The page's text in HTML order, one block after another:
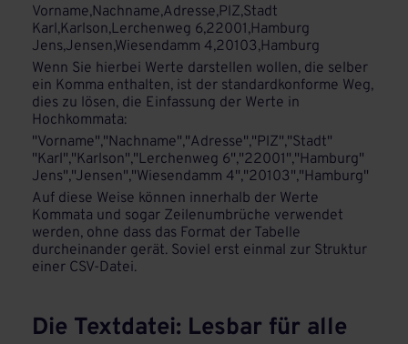
Vorname,Nachname,Adresse,PlZ,Stadt
Karl,Karlson,Lerchenweg 6,22001,Hamburg
Jens,Jensen,Wiesendamm 4,20103,Hamburg
Wenn Sie hierbei Werte darstellen wollen, die selber
ein Komma enthalten, ist der standardkonforme Weg,
dies zu lösen, die Einfassung der Werte in
Hochkommata:
"Vorname","Nachname","Adresse","PlZ","Stadt"
"Karl","Karlson","Lerchenweg 6","22001","Hamburg"
Jens","Jensen","Wiesendamm 4","20103","Hamburg"
Auf diese Weise können innerhalb der Werte
Kommata und sogar Zeilenumbrüche verwendet
werden, ohne dass das Format der Tabelle
durcheinander gerät. Soviel erst einmal zur Struktur
einer CSV-Datei.
Die Textdatei: Lesbar für alle